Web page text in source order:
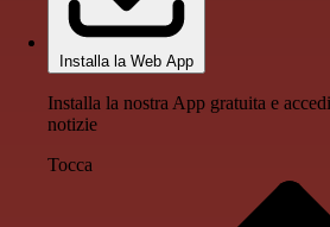
Installa la Web App
Installa la nostra App gratuita e
notizie
Tocca